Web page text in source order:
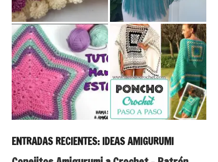
ENTRADAS RECIENTES: IDEAS AMIGURUMI